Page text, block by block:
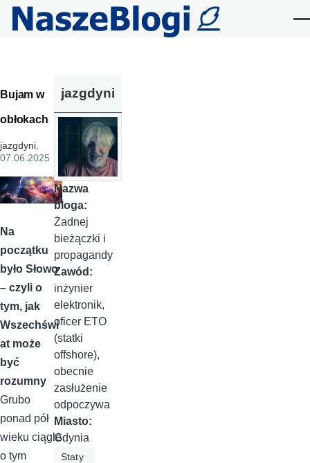
Przejdź do treści
Bujam w
obłokach
jazgdyni,
07.06.2025
Na
początku
było Słowo
– czyli o
tym, jak
Wszechświ
at może
być
rozumny
Grubo
ponad pół
wieku ciągle
o tym
jazgdyni
Nazwa
bloga:
Żadnej
bieżączki i
propagandy
Zawód:
inżynier
elektronik,
oficer ETO
(statki
offshore),
obecnie
zasłużenie
odpoczywa
Miasto:
Gdynia
Staty